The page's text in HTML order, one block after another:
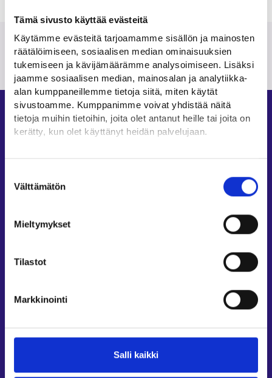
Tämä sivusto käyttää evästeitä
Käytämme evästeitä tarjoamamme sisällön ja mainosten
räätälöimiseen, sosiaalisen median ominaisuuksien
tukemiseen ja kävijämäärämme analysoimiseen. Lisäksi
jaamme sosiaalisen median, mainosalan ja analytiikka-
alan kumppaneillemme tietoja siitä, miten käytät
sivustoamme. Kumppanimme voivat yhdistää näitä
tietoja muihin tietoihin, joita olet antanut heille tai joita on
kerätty, kun olet käyttänyt heidän palvelujaan.
Löydät tietoa evästeiden käyttötarkoituksista
Lue tarkemmin
valinta
Välttämätön
Mieltymykset
Tilastot
Markkinointi
Salli kaikki
Palaa Työmarkkinatorille
Oikopolut
Asiointi
Avoimet työpaikat
Työllisyysalueiden yhteystiedot
Asiointi- ja Oma työpolku -osioiden ohjeet
Muualla verkossa